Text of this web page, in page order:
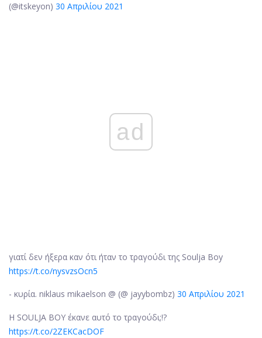
(@itskeyon) 30 Απριλίου 2021
ad
γιατί δεν ήξερα καν ότι ήταν το τραγούδι της Soulja Boy
https://t.co/nysvzsOcn5
- κυρία. niklaus mikaelson @ (@ jayybombz) 30 Απριλίου 2021
Η SOULJA BOY έκανε αυτό το τραγούδι;!?
https://t.co/2ZEKCacDOF